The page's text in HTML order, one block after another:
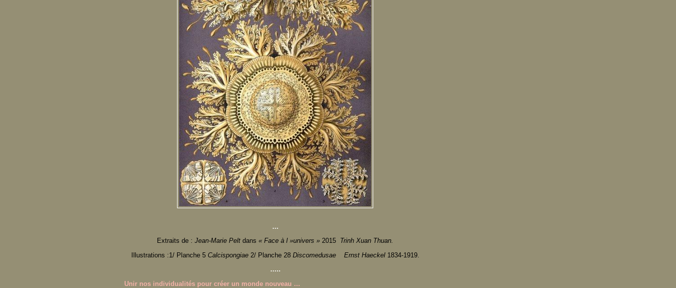
…
Extraits de : Jean-Marie Pelt dans « Face à l »univers » 2015 Trinh Xuan Thuan.
Illustrations :1/ Planche 5 Calcispongiae2/ Planche 28Discomedusae Ernst Haeckel 1834-1919.
…..
Unir nos individualités pour créer un monde nouveau …